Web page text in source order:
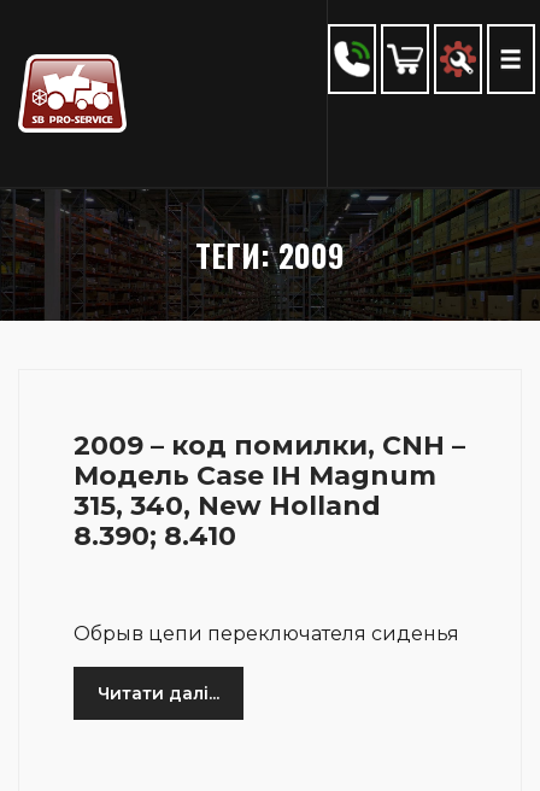
ТЕГИ: 2009
2009 – код помилки, CNH –
Модель Case IH Magnum
315, 340, New Holland
8.390; 8.410
Обрыв цепи переключателя сиденья
Читати далі...